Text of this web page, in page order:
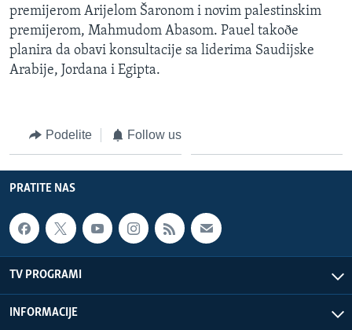
premijerom Arijelom Šaronom i novim palestinskim
premijerom, Mahmudom Abasom. Pauel takoðe
planira da obavi konsultacije sa liderima Saudijske
Arabije, Jordana i Egipta.
Podelite Follow us
PRATITE NAS
TV PROGRAMI
INFORMACIJE